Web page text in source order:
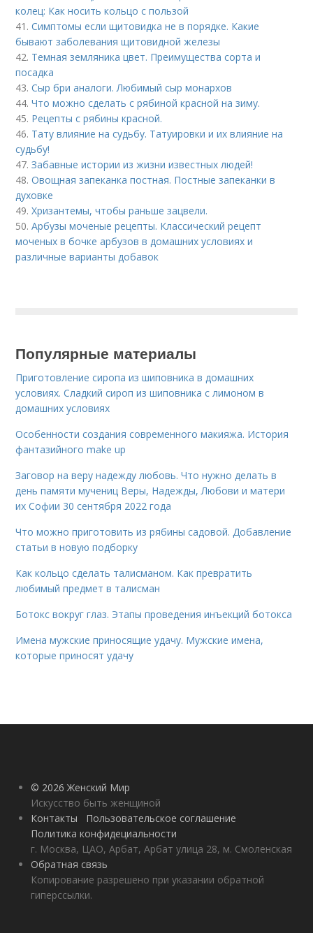
колец: Как носить кольцо с пользой
41.Симптомы если щитовидка не в порядке. Какие
бывают заболевания щитовидной железы
42. Темная земляника цвет. Преимущества сорта и
посадка
43.Сыр бри аналоги. Любимый сыр монархов
44.Что можно сделать с рябиной красной на зиму.
45. Рецепты с рябины красной.
46. Тату влияние на судьбу. Татуировки и их влияние на
судьбу!
47.Забавные истории из жизни известных людей!
48.Овощная запеканка постная. Постные запеканки в
духовке
49.Хризантемы, чтобы раньше зацвели.
50.Арбузы моченые рецепты. Классический рецепт
моченых в бочке арбузов в домашних условиях и
различные варианты добавок
Популярные материалы
Приготовление сиропа из шиповника в домашних
условиях. Сладкий сироп из шиповника с лимоном в
домашних условиях
Особенности создания современного макияжа. История
фантазийного make up
Заговор на веру надежду любовь. Что нужно делать в
день памяти мучениц Веры, Надежды, Любови и матери
их Софии 30 сентября 2022 года
Что можно приготовить из рябины садовой. Добавление
статьи в новую подборку
Как кольцо сделать талисманом. Как превратить
любимый предмет в талисман
Ботокс вокруг глаз. Этапы проведения инъекций ботокса
Имена мужские приносящие удачу. Мужские имена,
которые приносят удачу
© 2026 Женский Мир
Искусство быть женщиной
Контакты
Пользовательское соглашение
Политика конфидециальности
г. Москва, ЦАО, Арбат, Арбат улица 28, м. Смоленская
Обратная связь
Копирование разрешено при указании обратной
гиперссылки.